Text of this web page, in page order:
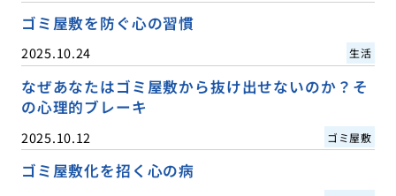
ゴミ屋敷を防ぐ心の習慣
2025.10.24 生活
なぜあなたはゴミ屋敷から抜け出せないのか？そ
の心理的ブレーキ
2025.10.12 ゴミ屋敷
ゴミ屋敷化を招く心の病